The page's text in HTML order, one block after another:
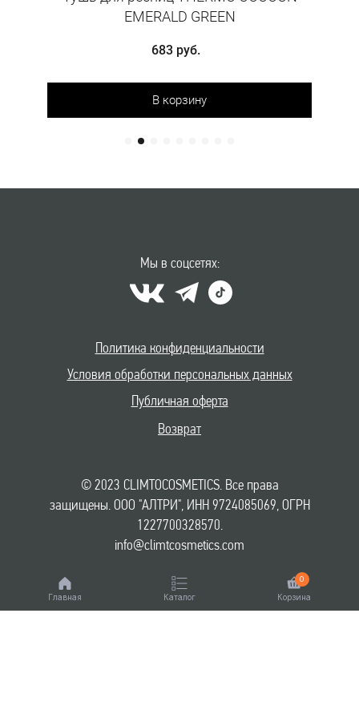
EMERALD GREEN
683 руб.
В корзину
Главная Каталог Корзина
0
Мы в соцсетях:
Политика конфиденциальности
Условия обработки персональных данных
Публичная оферта
Возврат
© 2023 CLIMTOCOSMETICS. Все права
защищены. ООО "АЛТРИ", ИНН 9724085069, ОГРН
1227700328570.
info@climtcosmetics.com